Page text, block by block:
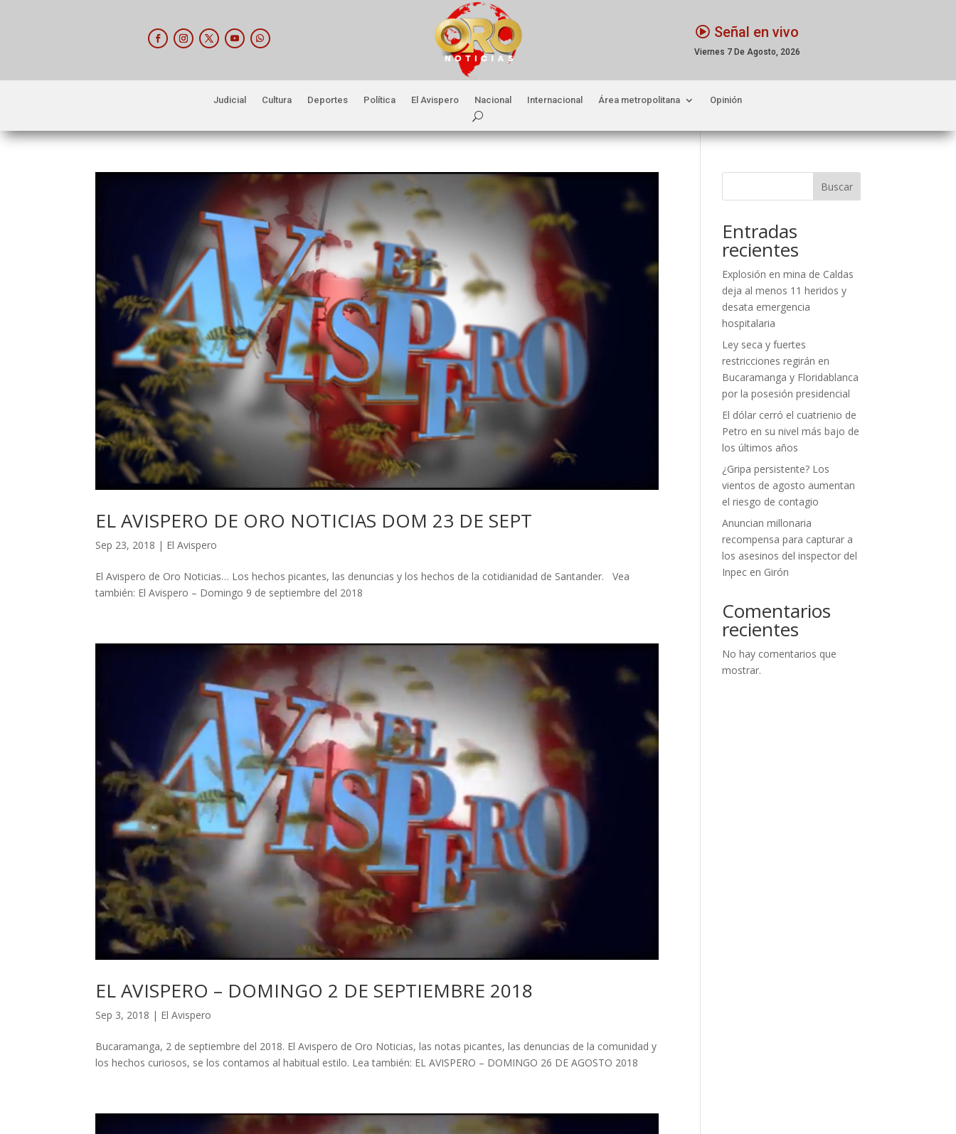
Señal en vivo
Viernes 7 De Agosto, 2026
Judicial Cultura Deportes Política El Avispero Nacional Internacional Área metropolitana Opinión
EL AVISPERO DE ORO NOTICIAS DOM 23 DE SEPT
Sep 23, 2018 | El Avispero
El Avispero de Oro Noticias… Los hechos picantes, las denuncias y los hechos de la cotidianidad de Santander. Vea
también: El Avispero – Domingo 9 de septiembre del 2018
EL AVISPERO – DOMINGO 2 DE SEPTIEMBRE 2018
Sep 3, 2018 | El Avispero
Bucaramanga, 2 de septiembre del 2018. El Avispero de Oro Noticias, las notas picantes, las denuncias de la comunidad y
los hechos curiosos, se los contamos al habitual estilo. Lea también: EL AVISPERO – DOMINGO 26 DE AGOSTO 2018
Buscar
Entradas
recientes
Explosión en mina de Caldas
deja al menos 11 heridos y
desata emergencia
hospitalaria
Ley seca y fuertes
restricciones regirán en
Bucaramanga y Floridablanca
por la posesión presidencial
El dólar cerró el cuatrienio de
Petro en su nivel más bajo de
los últimos años
¿Gripa persistente? Los
vientos de agosto aumentan
el riesgo de contagio
Anuncian millonaria
recompensa para capturar a
los asesinos del inspector del
Inpec en Girón
Comentarios
recientes
No hay comentarios que
mostrar.